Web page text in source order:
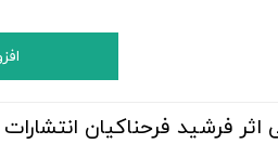
فرشید فرحناکیان انتشارات